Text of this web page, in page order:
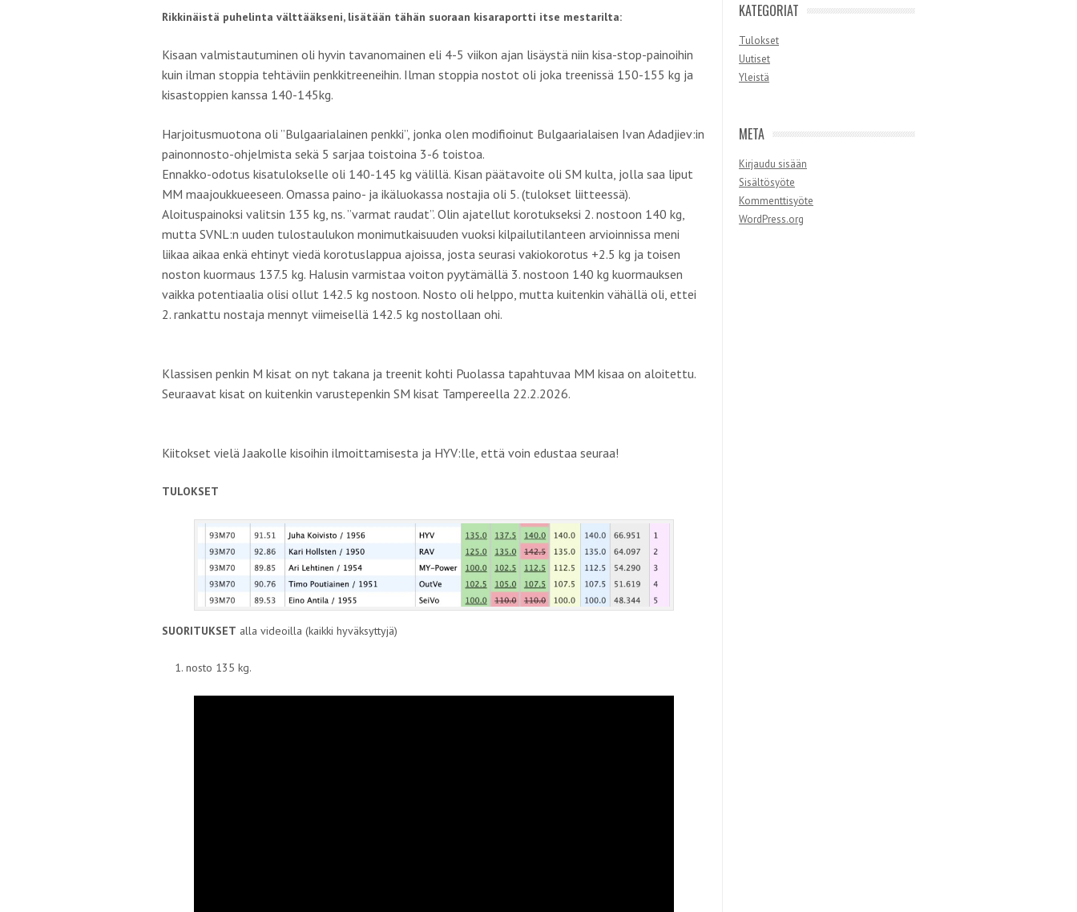
Rikkinäistä puhelinta välttääkseni, lisätään tähän suoraan kisaraportti itse mestarilta:
Kisaan valmistautuminen oli hyvin tavanomainen eli 4-5 viikon ajan lisäystä niin kisa-stop-painoihin
kuin ilman stoppia tehtäviin penkkitreeneihin. Ilman stoppia nostot oli joka treenissä 150-155 kg ja
kisastoppien kanssa 140-145kg.
Harjoitusmuotona oli ”Bulgaarialainen penkki”, jonka olen modifioinut Bulgaarialaisen Ivan Adadjiev:in
painonnosto-ohjelmista sekä 5 sarjaa toistoina 3-6 toistoa.
Ennakko-odotus kisatulokselle oli 140-145 kg välillä. Kisan päätavoite oli SM kulta, jolla saa liput
MM maajoukkueeseen. Omassa paino- ja ikäluokassa nostajia oli 5. (tulokset liitteessä).
Aloituspainoksi valitsin 135 kg, ns. ”varmat raudat”. Olin ajatellut korotukseksi 2. nostoon 140 kg,
mutta SVNL:n uuden tulostaulukon monimutkaisuuden vuoksi kilpailutilanteen arvioinnissa meni
liikaa aikaa enkä ehtinyt viedä korotuslappua ajoissa, josta seurasi vakiokorotus +2.5 kg ja toisen
noston kuormaus 137.5 kg. Halusin varmistaa voiton pyytämällä 3. nostoon 140 kg kuormauksen
vaikka potentiaalia olisi ollut 142.5 kg nostoon. Nosto oli helppo, mutta kuitenkin vähällä oli, ettei
2. rankattu nostaja mennyt viimeisellä 142.5 kg nostollaan ohi.
Klassisen penkin M kisat on nyt takana ja treenit kohti Puolassa tapahtuvaa MM kisaa on aloitettu.
Seuraavat kisat on kuitenkin varustepenkin SM kisat Tampereella 22.2.2026.
Kiitokset vielä Jaakolle kisoihin ilmoittamisesta ja HYV:lle, että voin edustaa seuraa!
TULOKSET
SUORITUKSET alla videoilla (kaikki hyväksyttyjä)
nosto 135 kg.
KATEGORIAT
Tulokset
Uutiset
Yleistä
META
Kirjaudu sisään
Sisältösyöte
Kommenttisyöte
WordPress.org